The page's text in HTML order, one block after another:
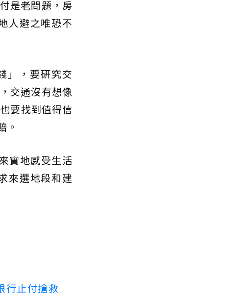
是老問題，房
人避之唯恐不
」，要研究交
交通沒有想像
要找到值得信
。
實地感受生活
來選地段和建
行止付搶救